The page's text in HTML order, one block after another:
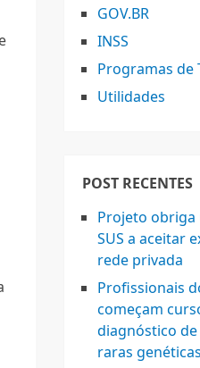
GOV.BR
INSS
Programas de
Utilidades
POST RECENTES
Projeto obriga
SUS a aceitar
rede privada
Profissionais
começam
diagnóstico de
raras genéticas